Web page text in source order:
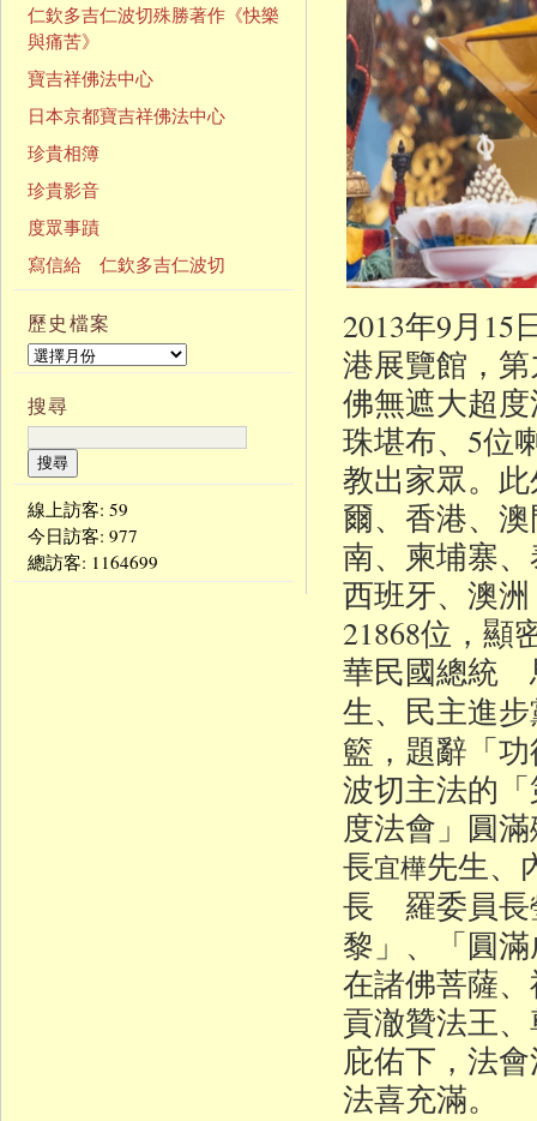
2013年9月
港展覽館，
佛無遮大超
珠堪布、5位
教出家眾。
爾、香港、
南、柬埔寨
西班牙、澳
21868位，顯
華民國總統
生、民主進
籃，題辭「
波切主法的
度法會」圓
長宜樺先生、
長 羅委員長
黎」、「圓
在諸佛菩薩
貢澈贊法王
庇佑下，法
法喜充滿。
仁欽多吉仁波切殊勝著作《快樂
與痛苦》
寶吉祥佛法中心
日本京都寶吉祥佛法中心
珍貴相簿
珍貴影音
度眾事蹟
寫信給 仁欽多吉仁波切
歷史檔案
搜尋
線上訪客: 59
今日訪客: 977
總訪客: 1164699